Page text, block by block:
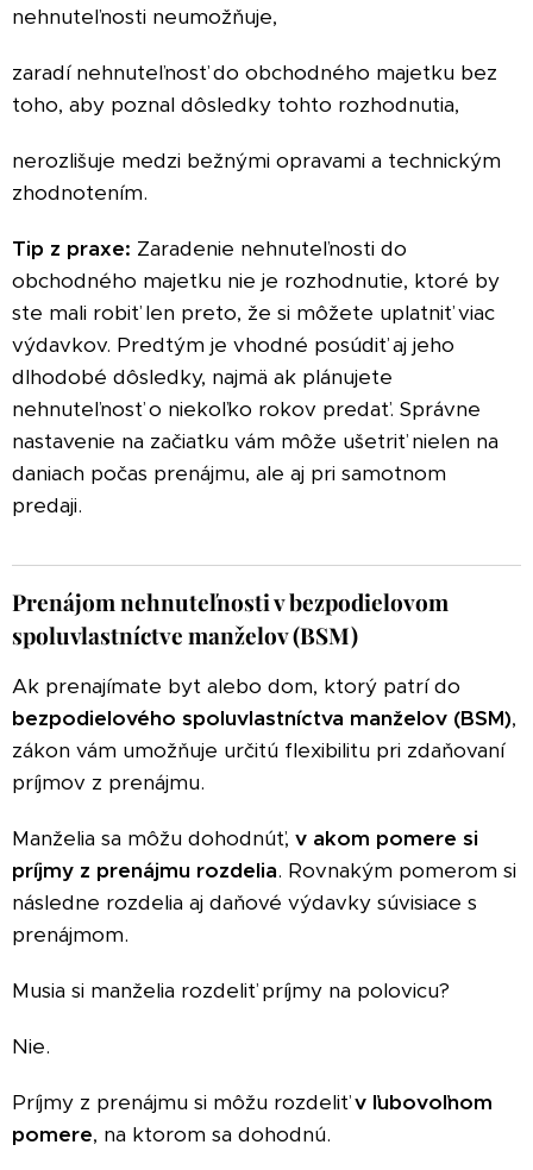
nehnuteľnosti neumožňuje,
zaradí nehnuteľnosť do obchodného majetku bez
toho, aby poznal dôsledky tohto rozhodnutia,
nerozlišuje medzi bežnými opravami a technickým
zhodnotením.
Tip z praxe: Zaradenie nehnuteľnosti do
obchodného majetku nie je rozhodnutie, ktoré by
ste mali robiť len preto, že si môžete uplatniť viac
výdavkov. Predtým je vhodné posúdiť aj jeho
dlhodobé dôsledky, najmä ak plánujete
nehnuteľnosť o niekoľko rokov predať. Správne
nastavenie na začiatku vám môže ušetriť nielen na
daniach počas prenájmu, ale aj pri samotnom
predaji.
Prenájom nehnuteľnosti v bezpodielovom
spoluvlastníctve manželov (BSM)
Ak prenajímate byt alebo dom, ktorý patrí do
bezpodielového spoluvlastníctva manželov (BSM),
zákon vám umožňuje určitú flexibilitu pri zdaňovaní
príjmov z prenájmu.
Manželia sa môžu dohodnúť, v akom pomere si
príjmy z prenájmu rozdelia. Rovnakým pomerom si
následne rozdelia aj daňové výdavky súvisiace s
prenájmom.
Musia si manželia rozdeliť príjmy na polovicu?
Nie.
Príjmy z prenájmu si môžu rozdeliťv ľubovoľnom
pomere, na ktorom sa dohodnú.